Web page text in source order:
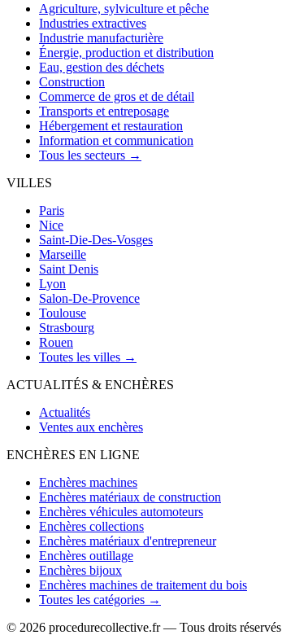
Agriculture, sylviculture et pêche
Industries extractives
Industrie manufacturière
Énergie, production et distribution
Eau, gestion des déchets
Construction
Commerce de gros et de détail
Transports et entreposage
Hébergement et restauration
Information et communication
Tous les secteurs →
VILLES
Paris
Nice
Saint-Die-Des-Vosges
Marseille
Saint Denis
Lyon
Salon-De-Provence
Toulouse
Strasbourg
Rouen
Toutes les villes →
ACTUALITÉS & ENCHÈRES
Actualités
Ventes aux enchères
ENCHÈRES EN LIGNE
Enchères machines
Enchères matériaux de construction
Enchères véhicules automoteurs
Enchères collections
Enchères matériaux d'entrepreneur
Enchères outillage
Enchères bijoux
Enchères machines de traitement du bois
Toutes les catégories →
© 2026 procedurecollective.fr — Tous droits réservés